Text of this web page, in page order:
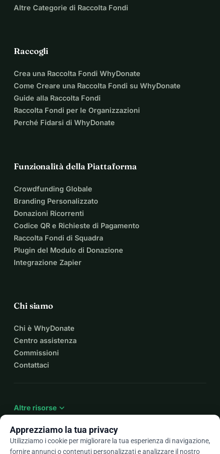
Altre Categorie di Raccolta Fondi
Raccogli
Crea una Raccolta Fondi WhyDonate
Come Creare una Raccolta Fondi su WhyDonate
Guide alla Raccolta Fondi
Raccolta Fondi per le Organizzazioni
Perché Fidarsi di WhyDonate
Funzionalità della Piattaforma
Crowdfunding Globale
Branding Personalizzato
Donazioni Ricorrenti
Codice QR e Richieste di Pagamento
Raccolta Fondi di Squadra
Plugin del Modulo di Donazione
Integrazione Zapier
Chi siamo
Chi è WhyDonate
Centro assistenza
Commissioni
Contattaci
Altre risorse expand_more
Apprezziamo la tua privacy
Utilizziamo i cookie per migliorare la tua esperienza di navigazione,
fornire annunci o contenuti personalizzati e analizzare il nostro